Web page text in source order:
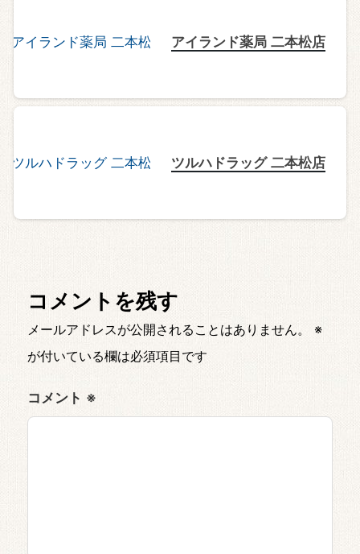
アイランド薬局 二本松店
ツルハドラッグ 二本松店
コメントを残す
メールアドレスが公開されることはありません。
※
が付いている欄は必須項目です
コメント ※